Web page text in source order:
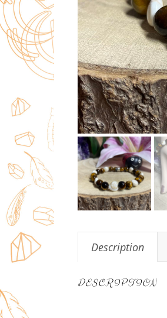
Description
DESCRIPTION